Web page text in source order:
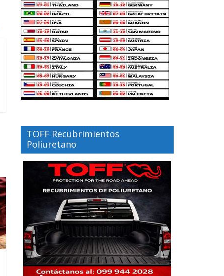
TOFF Recubrimientos
Poliuretano